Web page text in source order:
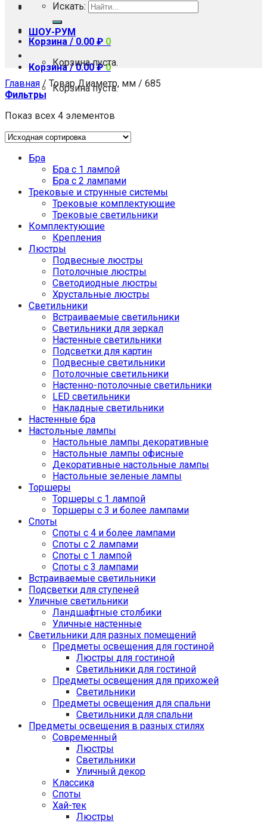
ШОУ-РУМ
Корзина /0.00₽ 0
Корзина пуста.
Искать:
Корзина / 0.00 ₽ 0
Корзина пуста.
Главная / Товар Диаметр, мм / 685
Фильтры
Показ всех 4 элементов
Бра
Бра с 1 лампой
Бра с 2 лампами
Трековые и струнные системы
Трековые комплектующие
Трековые светильники
Комплектующие
Крепления
Люстры
Подвесные люстры
Потолочные люстры
Светодиодные люстры
Хрустальные люстры
Светильники
Встраиваемые светильники
Светильники для зеркал
Настенные светильники
Подсветки для картин
Подвесные светильники
Потолочные светильники
Настенно-потолочные светильники
LED светильники
Накладные светильники
Настенные бра
Настольные лампы
Настольные лампы декоративные
Настольные лампы офисные
Декоративные настольные лампы
Настольные зеленые лампы
Торшеры
Торшеры с 1 лампой
Торшеры с 3 и более лампами
Споты
Споты с 4 и более лампами
Споты с 2 лампами
Споты с 1 лампой
Споты с 3 лампами
Встраиваемые светильники
Подсветки для ступеней
Уличные светильники
Ландшафтные столбики
Уличные настенные
Светильники для разных помещений
Предметы освещения для гостиной
Люстры для гостиной
Светильники для гостиной
Предметы освещения для прихожей
Светильники
Предметы освещения для спальни
Светильники для спальни
Предметы освещения в разных стилях
Cовременный
Люстры
Светильники
Уличный декор
Классика
Споты
Хай-тек
Люстры